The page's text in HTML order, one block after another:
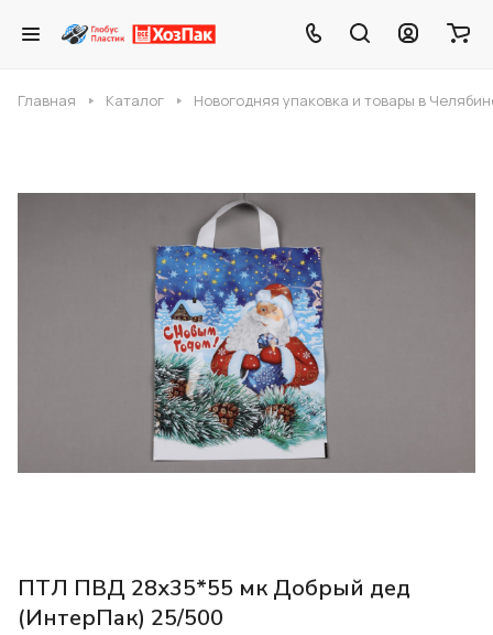
Главная Каталог Новогодняя упаковка и товары в
ПТЛ ПВД 28х35*55 мк Добрый дед
(ИнтерПак) 25/500